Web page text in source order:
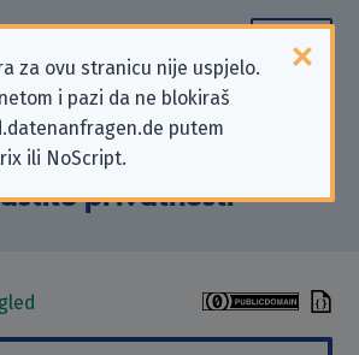
za ovu stranicu nije uspjelo.
i pazi da ne blokiraš
putem
ili NoScript.
„Contactout
se odnose na zahtjeve
privatnosti